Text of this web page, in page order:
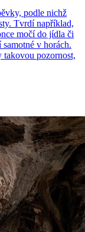
podle nichž
Tvrdí například,
močí do jídla či
v horách.
takovou pozornost,